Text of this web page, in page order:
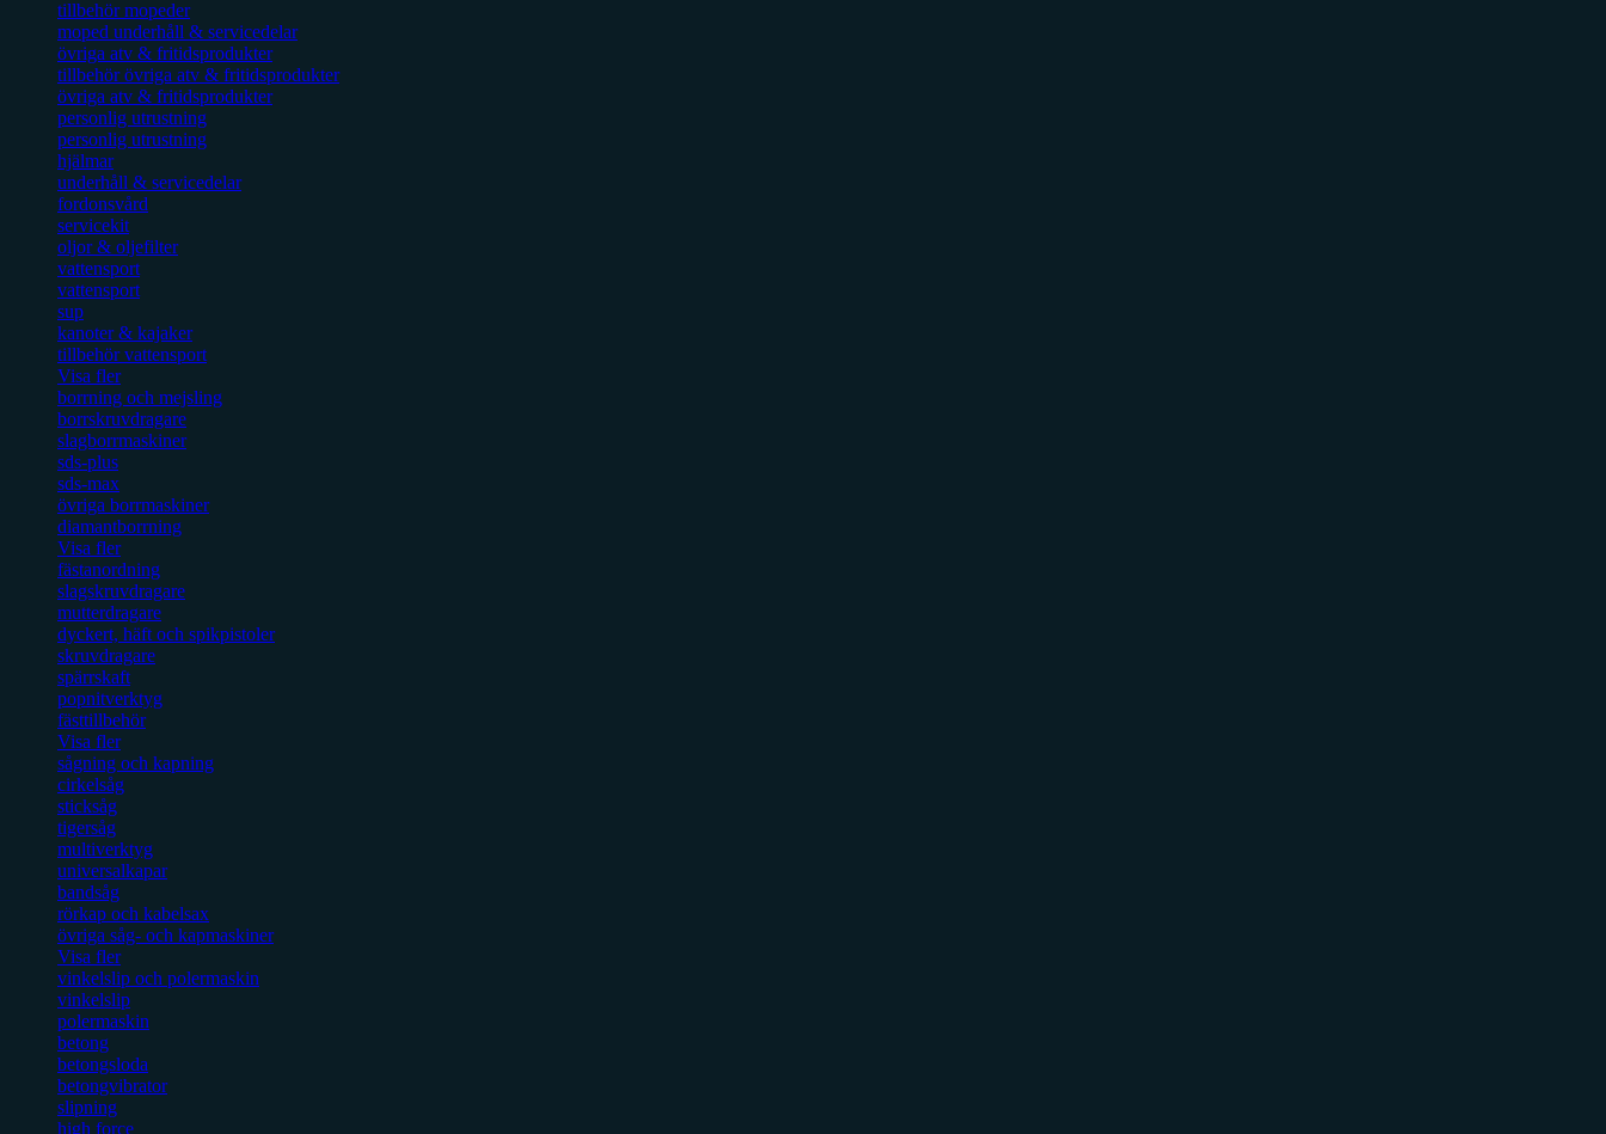
tillbehör mopeder
moped underhåll & servicedelar
övriga atv & fritidsprodukter
tillbehör övriga atv & fritidsprodukter
övriga atv & fritidsprodukter
personlig utrustning
personlig utrustning
hjälmar
underhåll & servicedelar
fordonsvård
servicekit
oljor & oljefilter
vattensport
vattensport
sup
kanoter & kajaker
tillbehör vattensport
Visa fler
borrning och mejsling
borrskruvdragare
slagborrmaskiner
sds-plus
sds-max
övriga borrmaskiner
diamantborrning
Visa fler
fästanordning
slagskruvdragare
mutterdragare
dyckert, häft och spikpistoler
skruvdragare
spärrskaft
popnitverktyg
fästtillbehör
Visa fler
sågning och kapning
cirkelsåg
sticksåg
tigersåg
multiverktyg
universalkapar
bandsåg
rörkap och kabelsax
övriga såg- och kapmaskiner
Visa fler
vinkelslip och polermaskin
vinkelslip
polermaskin
betong
betongsloda
betongvibrator
slipning
high force